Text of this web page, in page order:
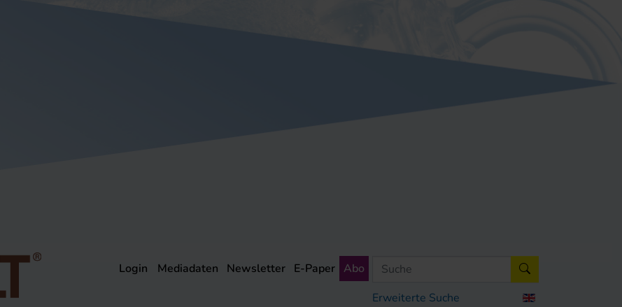
Erweiterte Suche
Login Mediadaten Newsletter E-Paper Abo